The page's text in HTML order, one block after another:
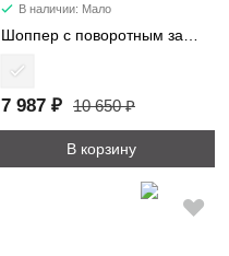
В наличии: Мало
7 987 ₽ 10 650 ₽
В корзину